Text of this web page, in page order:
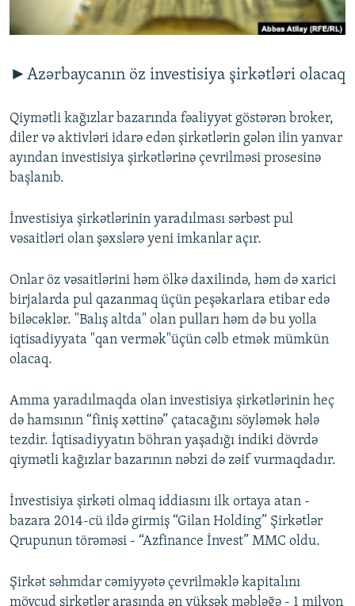
İZ - MƏDƏNIYYƏT PROQRAMI
MATERIALLARIMIZDAN ISTIFADƏ
BIZIMLƏ ƏLAQƏ
XƏBƏR BÜLLETENLƏRIMIZ
►Azərbaycanın öz investisiya şirkətləri olacaq
Qiymətli kağızlar bazarında fəaliyyət göstərən broker,
diler və aktivləri idarə edən şirkətlərin gələn ilin yanvar
ayından investisiya şirkətlərinə çevrilməsi prosesinə
başlanıb.
İnvestisiya şirkətlərinin yaradılması sərbəst pul
vəsaitləri olan şəxslərə yeni imkanlar açır.
Onlar öz vəsaitlərini həm ölkə daxilində, həm də xarici
birjalarda pul qazanmaq üçün peşəkarlara etibar edə
biləcəklər. "Balış altda" olan pulları həm də bu yolla
iqtisadiyyata "qan vermək"üçün cəlb etmək mümkün
olacaq.
Amma yaradılmaqda olan investisiya şirkətlərinin heç
də hamsının “finiş xəttinə” çatacağını söyləmək hələ
tezdir. İqtisadiyyatın böhran yaşadığı indiki dövrdə
qiymətli kağızlar bazarının nəbzi də zəif vurmaqdadır.
İnvestisiya şirkəti olmaq iddiasını ilk ortaya atan -
bazara 2014-cü ildə girmiş “Gilan Holding” Şirkətlər
Qrupunun törəməsi - “Azfinance İnvest” MMC oldu.
Şirkət səhmdar cəmiyyətə çevrilməklə kapitalını
mövcud şirkətlər arasında ən yüksək məbləğə - 1 milyon